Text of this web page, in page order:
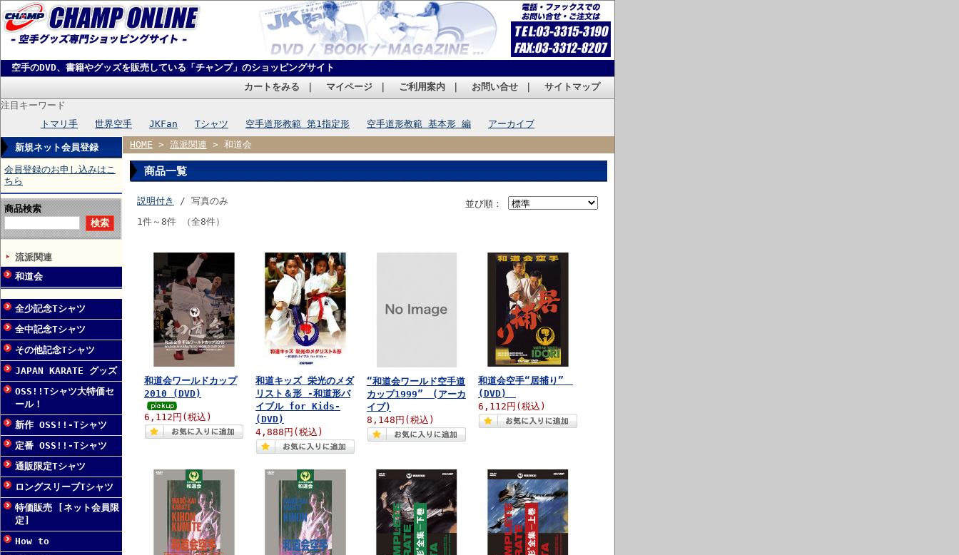
空手のDVD、書籍やグッズを販売している「チャンプ」のショッピングサイト
カートをみる
マイページ ご利用案内 お問い合せ
サイトマップ
注目キーワード
トマリ手
世界空手 JKFan Tシャツ 空手道形教範 第1指定形 空手道形教範 基本形 編 アーカイブ
新規ネット会員登録
会員登録のお申し込みはこ
ちら
商品検索
流派関連
和道会
全少記念Tシャツ
全中記念Tシャツ
その他記念Tシャツ
JAPAN KARATE グッズ
OSS!!Tシャツ大特価セ
ール！
新作 OSS!!-Tシャツ
定番 OSS!!-Tシャツ
通販限定Tシャツ
ロングスリーブTシャツ
特価販売 [ネット会員限
定]
How to
HOME > 流派関連 > 和道会
商品一覧
並び順：
説明付き
/ 写真のみ
1件～8件 （全8件）
和道会ワールドカップ
2010 (DVD)
6,112円(税込)
和道キッズ 栄光のメダ
リスト＆形 -和道形バ
イブル for Kids-
(DVD)
4,888円(税込)
“和道会ワールド空手道
カップ1999” (アーカ
イブ)
8,148円(税込)
和道会空手“居捕り”
(DVD)
6,112円(税込)